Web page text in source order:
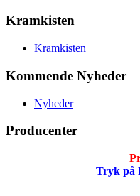
Kramkisten
Kramkisten
Kommende Nyheder
Nyheder
Producenter
Tryk på